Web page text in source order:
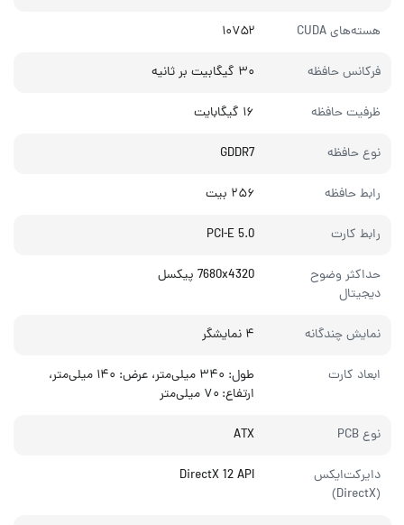
هسته‌های CUDA ۱۰۷۵۲
فرکانس حافظه ۳۰ گیگابیت بر ثانیه
ظرفیت حافظه ۱۶ گیگابایت
نوع حافظه GDDR7
رابط حافظه ۲۵۶ بیت
رابط کارت PCI-E 5.0
حداکثر وضوح
دیجیتال
7680x4320 پیکسل
نمایش چندگانه ۴ نمایشگر
ابعاد کارت
طول: ۳۴۰ میلی‌متر، عرض: ۱۴۰ میلی‌متر،
ارتفاع: ۷۰ میلی‌متر
نوع PCB ATX
دایرکت‌ایکس
(DirectX)
DirectX 12 API